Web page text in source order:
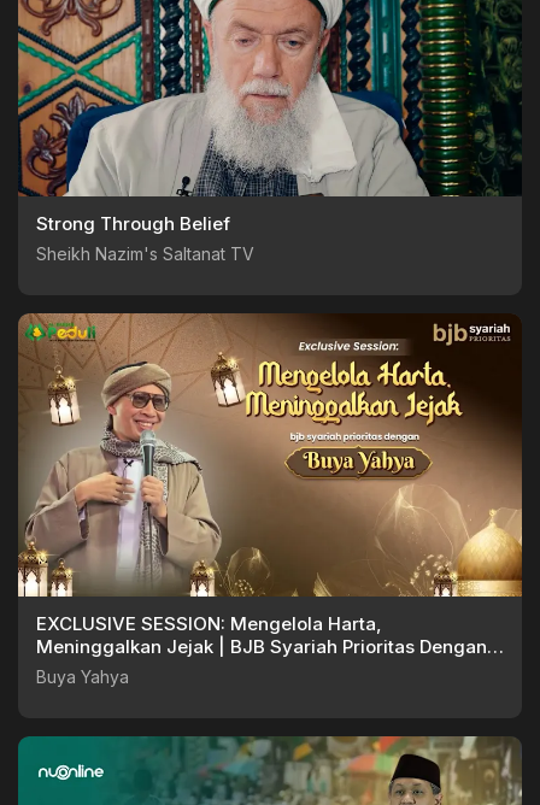
Strong Through Belief
Sheikh Nazim's Saltanat TV
EXCLUSIVE SESSION: Mengelola Harta,
Meninggalkan Jejak | BJB Syariah Prioritas Dengan
Buya Yahya
Buya Yahya